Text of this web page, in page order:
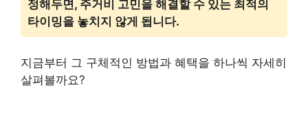
정해두면, 주거비 고민을 해결할 수 있는 최적의
타이밍을 놓치지 않게 됩니다.
지금부터 그 구체적인 방법과 혜택을 하나씩 자세히
살펴볼까요?